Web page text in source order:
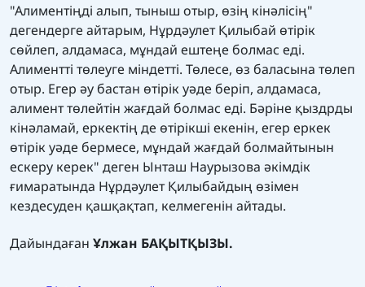
"Алиментіңді алып, тыныш отыр, өзің кінәлісің"
дегендерге айтарым, Нұрдәулет Қилыбай өтірік
сөйлеп, алдамаса, мұндай ештеңе болмас еді.
Алиментті төлеуге міндетті. Төлесе, өз баласына төлеп
отыр. Егер әу бастан өтірік уәде беріп, алдамаса,
алимент төлейтін жағдай болмас еді. Бәріне қыздрды
кінәламай, еркектің де өтірікші екенін, егер еркек
өтірік уәде бермесе, мұндай жағдай болмайтынын
ескеру керек" деген Ынташ Наурызова әкімдік
ғимаратында Нұрдәулет Қилыбайдың өзімен
кездесуден қашқақтап, келмегенін айтады.
Дайындаған Ұлжан БАҚЫТҚЫЗЫ.